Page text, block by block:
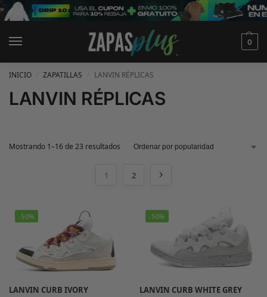
0
INICIO ZAPATILLAS LANVIN RÉPLICAS
LANVIN RÉPLICAS
Mostrando 1–16 de 23 resultados
1 2
-50%
LANVIN CURB IVORY
-50%
LANVIN CURB WHITE GREY